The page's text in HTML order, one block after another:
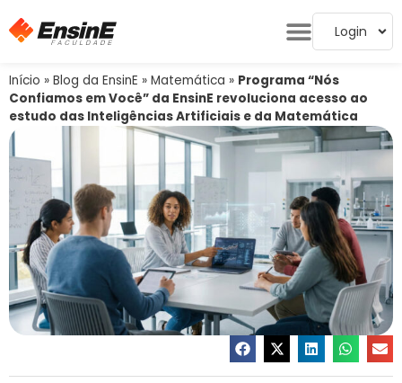
Login
Início » Blog da EnsinE » Matemática » Programa “Nós
Confiamos em Você” da EnsinE revoluciona acesso ao
estudo das Inteligências Artificiais e da Matemática